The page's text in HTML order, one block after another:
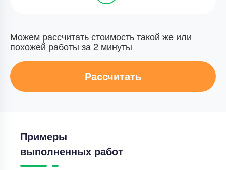
Можем рассчитать стоимость такой же или
похожей работы за 2 минуты
Рассчитать
Примеры
выполненных работ